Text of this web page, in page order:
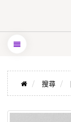
搜尋